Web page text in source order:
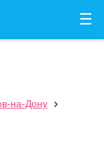
☰
на-Дону
